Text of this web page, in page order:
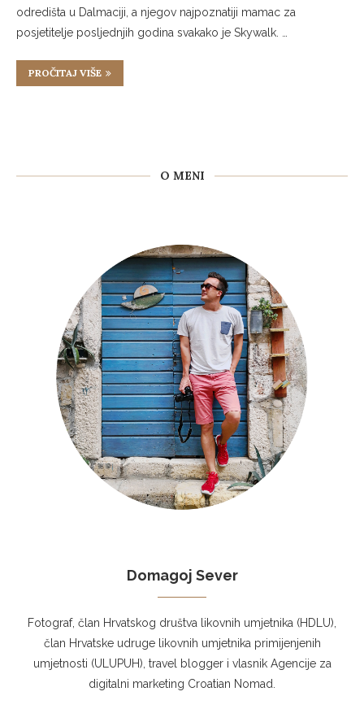
odredišta u Dalmaciji, a njegov najpoznatiji mamac za
posjetitelje posljednjih godina svakako je Skywalk. …
PROČITAJ VIŠE
O MENI
Domagoj Sever
Fotograf, član Hrvatskog društva likovnih umjetnika (HDLU),
član Hrvatske udruge likovnih umjetnika primijenjenih
umjetnosti (ULUPUH), travel blogger i vlasnik Agencije za
digitalni marketing Croatian Nomad.